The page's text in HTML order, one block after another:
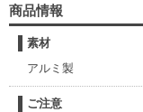
商品情報
素材
アルミ製
ご注意